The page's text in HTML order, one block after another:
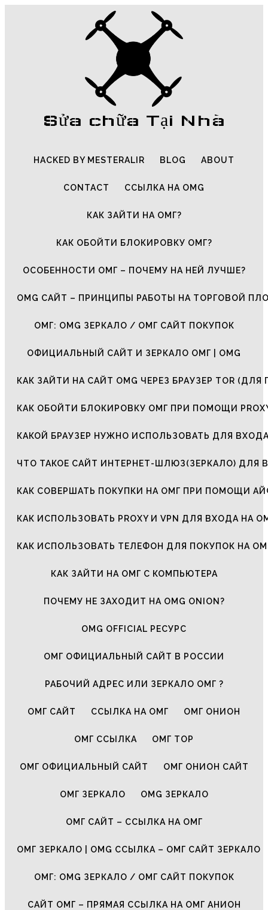
Sửa chữa Tại Nhà
HACKED BY MESTERALIR BLOG ABOUT
CONTACT ССЫЛКА НА OMG
КАК ЗАЙТИ НА ОМГ?
КАК ОБОЙТИ БЛОКИРОВКУ ОМГ?
ОСОБЕННОСТИ ОМГ – ПОЧЕМУ НА НЕЙ ЛУЧШЕ?
OMG САЙТ – ПРИНЦИПЫ РАБОТЫ НА ТОРГОВОЙ
ОМГ: OMG ЗЕРКАЛО / ОМГ САЙТ ПОКУПОК
ОФИЦИАЛЬНЫЙ САЙТ И ЗЕРКАЛО ОМГ | OMG
КАК ЗАЙТИ НА САЙТ OMG ЧЕРЕЗ БРАУЗЕР TOR (ДЛЯ
КАК ОБОЙТИ БЛОКИРОВКУ ОМГ ПРИ ПОМОЩИ
КАКОЙ БРАУЗЕР НУЖНО ИСПОЛЬЗОВАТЬ ДЛЯ
ЧТО ТАКОЕ САЙТ ИНТЕРНЕТ-ШЛЮЗ(ЗЕРКАЛО) ДЛЯ
КАК СОВЕРШАТЬ ПОКУПКИ НА ОМГ ПРИ ПОМОЩИ
КАК ИСПОЛЬЗОВАТЬ PROXY И VPN ДЛЯ ВХОДА НА
КАК ИСПОЛЬЗОВАТЬ ТЕЛЕФОН ДЛЯ ПОКУПОК НА
КАК ЗАЙТИ НА ОМГ С КОМПЬЮТЕРА
ПОЧЕМУ НЕ ЗАХОДИТ НА OMG ONION?
OMG OFFICIAL РЕСУРС
ОМГ ОФИЦИАЛЬНЫЙ САЙТ В РОССИИ
РАБОЧИЙ АДРЕС ИЛИ ЗЕРКАЛО ОМГ ?
ОМГ САЙТ ССЫЛКА НА ОМГ ОМГ ОНИОН
ОМГ ССЫЛКА ОМГ ТОР
ОМГ ОФИЦИАЛЬНЫЙ САЙТ ОМГ ОНИОН САЙТ
ОМГ ЗЕРКАЛО OMG ЗЕРКАЛО
ОМГ САЙТ – ССЫЛКА НА ОМГ
ОМГ ЗЕРКАЛО | OMG ССЫЛКА – ОМГ САЙТ ЗЕРКАЛО
ОМГ: OMG ЗЕРКАЛО / ОМГ САЙТ ПОКУПОК
САЙТ ОМГ – ПРЯМАЯ ССЫЛКА НА ОМГ АНИОН